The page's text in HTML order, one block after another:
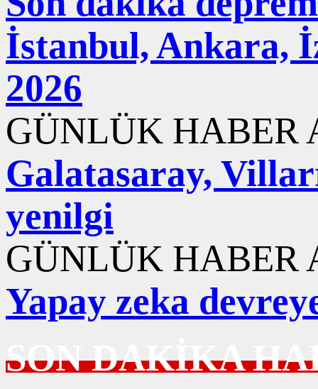
İstanbul, Ankara,
2026
GÜNLÜK HABER
Galatasaray,
yenilgi
GÜNLÜK HABER
Yapay zeka
SON DAKİKA